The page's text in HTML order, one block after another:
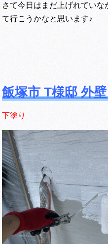
さて今日はまだ上げれてい
て行こうかなと思います♪
飯塚市 T様邸 外
下塗り